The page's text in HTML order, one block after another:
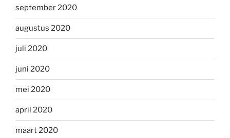
september 2020
augustus 2020
juli 2020
juni 2020
mei 2020
april 2020
maart 2020